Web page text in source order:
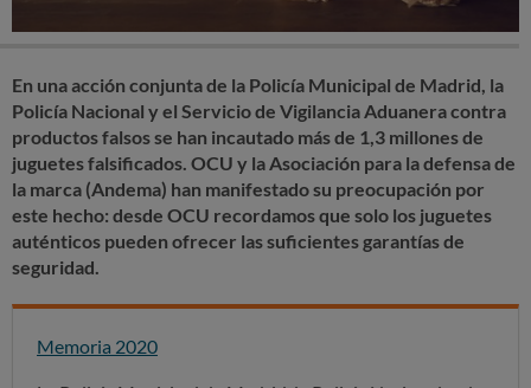
En una acción conjunta de la Policía Municipal de Madrid, la
Policía Nacional y el Servicio de Vigilancia Aduanera contra
productos falsos se han incautado más de 1,3 millones de
juguetes falsificados. OCU y la Asociación para la defensa de
la marca (Andema) han manifestado su preocupación por
este hecho: desde OCU recordamos que solo los juguetes
auténticos pueden ofrecer las suficientes garantías de
seguridad.
Memoria 2020